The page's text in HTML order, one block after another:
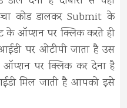
कोड डालकर Submit के
के ऑप्शन पर क्लिक करते ही
पर ओटीपी जाता है उस
पर क्लिक कर देना है
मिल जाती है आपको इसे